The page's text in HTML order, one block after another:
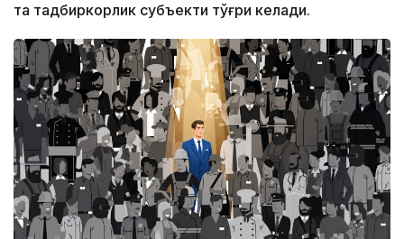
та тадбиркорлик субъекти тўғри келади.